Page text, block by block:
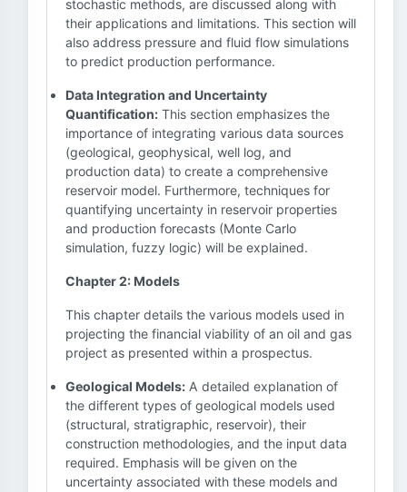
stochastic methods, are discussed along with
their applications and limitations. This section will
also address pressure and fluid flow simulations
to predict production performance.
Data Integration and Uncertainty
Quantification: This section emphasizes the
importance of integrating various data sources
(geological, geophysical, well log, and
production data) to create a comprehensive
reservoir model. Furthermore, techniques for
quantifying uncertainty in reservoir properties
and production forecasts (Monte Carlo
simulation, fuzzy logic) will be explained.
Chapter 2: Models
This chapter details the various models used in
projecting the financial viability of an oil and gas
project as presented within a prospectus.
Geological Models: A detailed explanation of
the different types of geological models used
(structural, stratigraphic, reservoir), their
construction methodologies, and the input data
required. Emphasis will be given on the
uncertainty associated with these models and